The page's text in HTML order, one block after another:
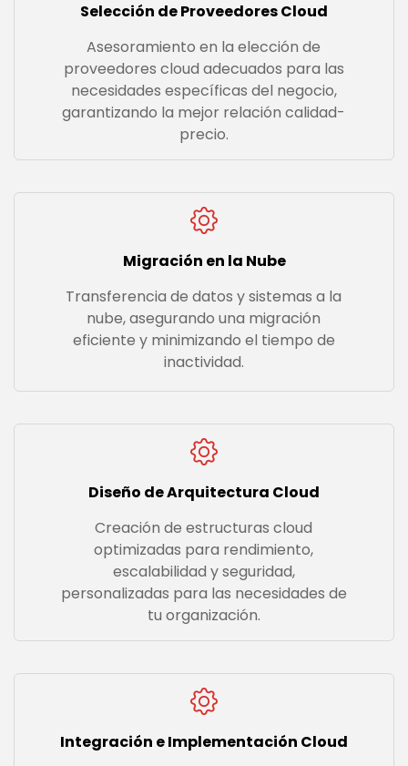
Selección de Proveedores Cloud
Asesoramiento en la elección de
proveedores cloud adecuados para las
necesidades específicas del negocio,
garantizando la mejor relación calidad-
precio.
Migración en la Nube
Transferencia de datos y sistemas a la
nube, asegurando una migración
eficiente y minimizando el tiempo de
inactividad.
Diseño de Arquitectura Cloud
Creación de estructuras cloud
optimizadas para rendimiento,
escalabilidad y seguridad,
personalizadas para las necesidades de
tu organización.
Integración e Implementación Cloud